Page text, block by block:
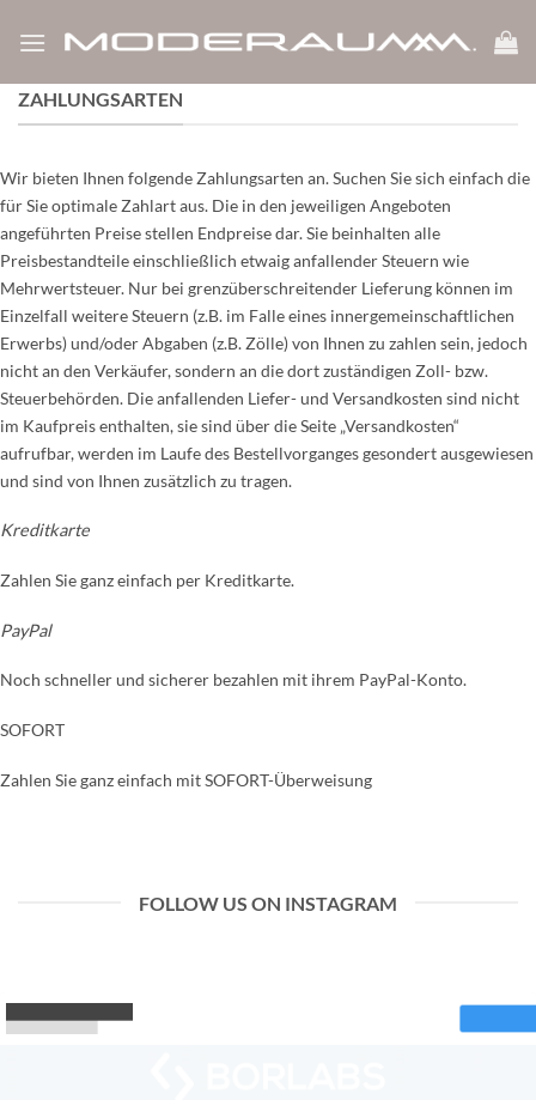
Inhalt
ZAHLUNGSARTEN
Wir bieten Ihnen folgende Zahlungsarten an. Suchen Sie sich einfach die
für Sie optimale Zahlart aus. Die in den jeweiligen Angeboten
angeführten Preise stellen Endpreise dar. Sie beinhalten alle
Preisbestandteile einschließlich etwaig anfallender Steuern wie
Mehrwertsteuer. Nur bei grenzüberschreitender Lieferung können im
Einzelfall weitere Steuern (z.B. im Falle eines innergemeinschaftlichen
Erwerbs) und/oder Abgaben (z.B. Zölle) von Ihnen zu zahlen sein, jedoch
nicht an den Verkäufer, sondern an die dort zuständigen Zoll- bzw.
Steuerbehörden. Die anfallenden Liefer- und Versandkosten sind nicht
im Kaufpreis enthalten, sie sind über die Seite „Versandkosten“
aufrufbar, werden im Laufe des Bestellvorganges gesondert ausgewiesen
und sind von Ihnen zusätzlich zu tragen.
Kreditkarte
Zahlen Sie ganz einfach per Kreditkarte.
PayPal
Noch schneller und sicherer bezahlen mit ihrem PayPal-Konto.
SOFORT
Zahlen Sie ganz einfach mit SOFORT-Überweisung
FOLLOW US ON INSTAGRAM